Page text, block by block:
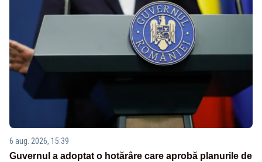
6 aug. 2026, 15:39
Guvernul a adoptat o hotărâre care aprobă planurile de